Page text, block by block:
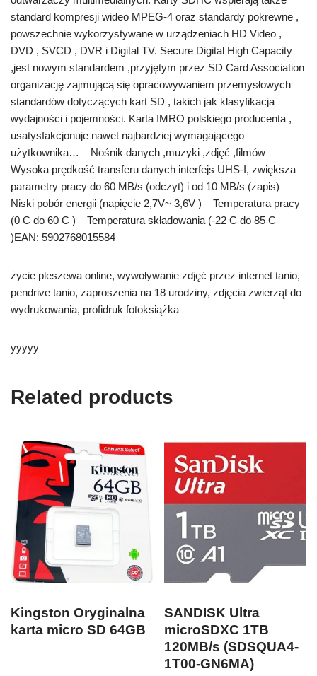
standard kompresji wideo MPEG-4 oraz standardy pokrewne ,
powszechnie wykorzystywane w urządzeniach HD Video ,
DVD , SVCD , DVR i Digital TV. Secure Digital High Capacity
,jest nowym standardem ,przyjętym przez SD Card Association
organizację zajmującą się opracowywaniem przemysłowych
standardów dotyczących kart SD , takich jak klasyfikacja
wydajności i pojemności. Karta IMRO polskiego producenta ,
usatysfakcjonuje nawet najbardziej wymagającego
użytkownika… – Nośnik danych ,muzyki ,zdjęć ,filmów –
Wysoka prędkość transferu danych interfejs UHS-I, zwiększa
parametry pracy do 60 MB/s (odczyt) i od 10 MB/s (zapis) –
Niski pobór energii (napięcie 2,7V~ 3,6V ) – Temperatura pracy
(0 C do 60 C ) – Temperatura składowania (-22 C do 85 C
)EAN: 5902768015584
życie pleszewa online, wywoływanie zdjęć przez internet tanio,
pendrive tanio, zaproszenia na 18 urodziny, zdjęcia zwierząt do
wydrukowania, profidruk fotoksiążka
yyyyy
Related products
Kingston Oryginalna
karta micro SD 64GB
SANDISK Ultra
microSDXC 1TB
120MB/s (SDSQUA4-
1T00-GN6MA)